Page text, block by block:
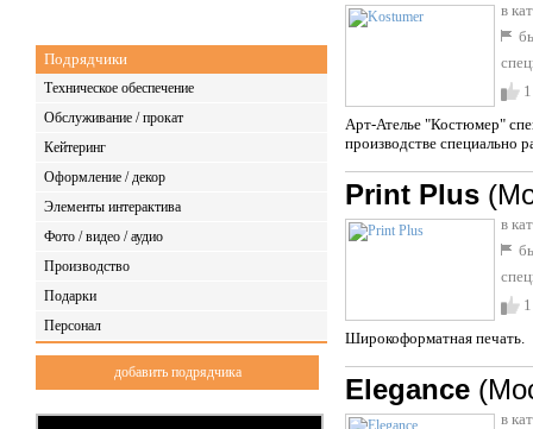
Подрядчики
Техническое обеспечение
Обслуживание / прокат
Кейтеринг
Оформление / декор
Элементы интерактива
Фото / видео / аудио
Производство
Подарки
Персонал
добавить подрядчика
в
1
Арт-Ателье "Костюмер"
производстве специально
Print Plus
в
1
Широкоформатная печать.
Elegance
в